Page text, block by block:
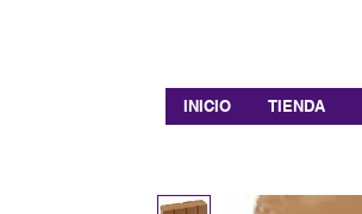
INICIO TIENDA